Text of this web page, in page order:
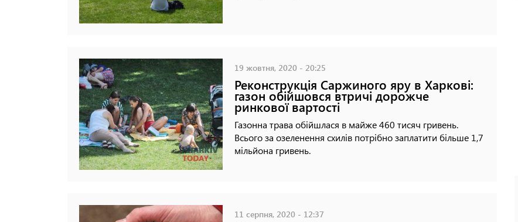
19 жовтня, 2020 - 20:25
Реконструкція Саржиного яру в Харкові:
газон обійшовся втричі дорожче
ринкової вартості
Газонна трава обійшлася в майже 460 тисяч гривень.
Всього за озеленення схилів потрібно заплатити більше 1,7
мільйона гривень.
11 серпня, 2020 - 12:37